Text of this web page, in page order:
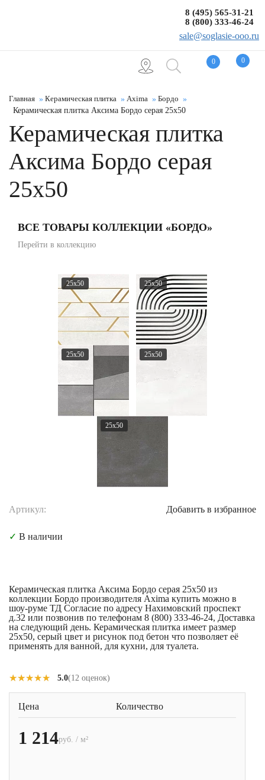
0 0
8 (495) 565-31-21
8 (800) 333-46-24
sale@soglasie-ooo.ru
Главная Керамическая плитка Axima
Бордо
Керамическая плитка Аксима Бордо серая 25x50
Керамическая плитка
Аксима Бордо серая
25x50
ВСЕ ТОВАРЫ КОЛЛЕКЦИИ «БОРДО»
Перейти в коллекцию
25x50 25x50
25x50 25x50
25x50
Артикул: Добавить в избранное
✓ В наличии
Керамическая плитка Аксима Бордо серая 25x50 из
коллекции Бордо производителя Axima купить можно в
шоу-руме ТД Согласие по адресу Нахимовский проспект
д.32 или позвонив по телефонам 8 (800) 333-46-24, Доставка
на следующий день. Керамическая плитка имеет размер
25x50, серый цвет и рисунок под бетон что позволяет её
применять для ванной, для кухни, для туалета.
★★★★★
★★★★★ 5.0(12 оценок)
Цена Количество
1 214руб. / м²